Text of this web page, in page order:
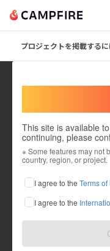
プロジェクトを掲載する
This site is available
continuing, please
※ Some features may not
country, region, or project.
I agree to the Terms of
I agree to the
沖
これまでに2件のプロジ
在住国：日本 現在地：沖
出身国：日本 出身地：沖